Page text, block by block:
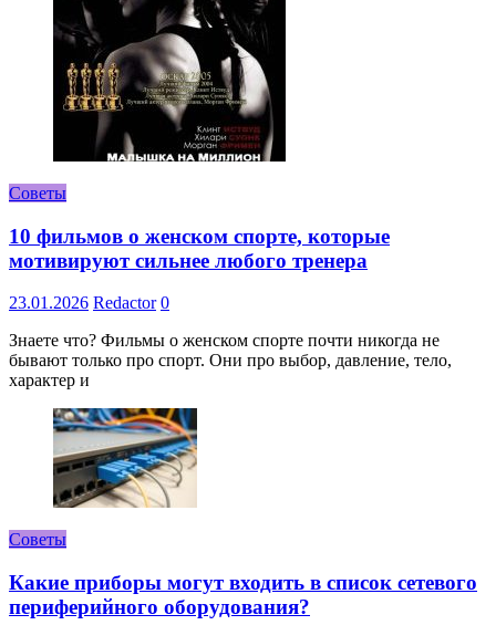
Советы
10 фильмов о женском спорте, которые
мотивируют сильнее любого тренера
23.01.2026 Redactor 0
Знаете что? Фильмы о женском спорте почти никогда не
бывают только про спорт. Они про выбор, давление, тело,
характер и
Советы
Какие приборы могут входить в список сетевого
периферийного оборудования?